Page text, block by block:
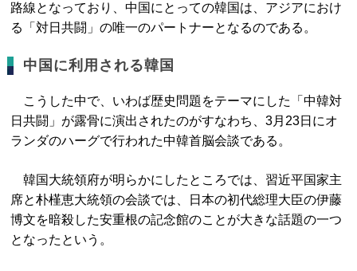
路線となっており、中国にとっての韓国は、アジアにおけ
る「対日共闘」の唯一のパートナーとなるのである。
中国に利用される韓国
こうした中で、いわば歴史問題をテーマにした「中韓対
日共闘」が露骨に演出されたのがすなわち、3月23日にオ
ランダのハーグで行われた中韓首脳会談である。
韓国大統領府が明らかにしたところでは、習近平国家主
席と朴槿恵大統領の会談では、日本の初代総理大臣の伊藤
博文を暗殺した安重根の記念館のことが大きな話題の一つ
となったという。